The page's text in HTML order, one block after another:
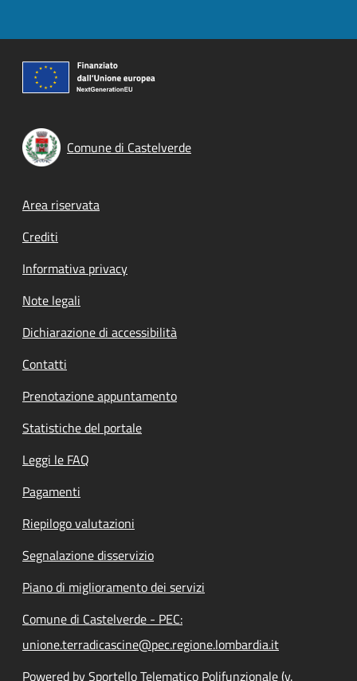
Comune di Castelverde
Footer menu
Area riservata
Crediti
Informativa privacy
Note legali
Dichiarazione di accessibilità
Contatti
Prenotazione appuntamento
Statistiche del portale
Leggi le FAQ
Pagamenti
Riepilogo valutazioni
Segnalazione disservizio
Piano di miglioramento dei servizi
Comune di Castelverde - PEC:
unione.terradicascine@pec.regione.lombardia.it
Powered by Sportello Telematico Polifunzionale (v.